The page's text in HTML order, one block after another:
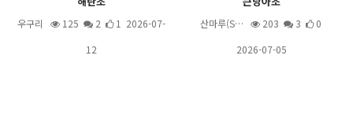
우구리 125 2
1 2026-07-
12
산마루(S… 203 3
0
2026-07-05